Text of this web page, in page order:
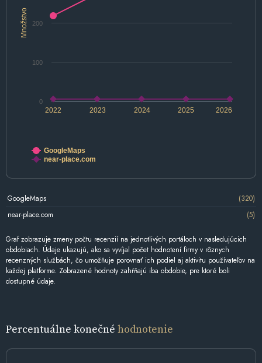
Množstvo
2022 2024 2026
2023 2025
0
100
200
GoogleMaps
near-place.com
GoogleMaps
(320)
near-place.com
(5)
Graf zobrazuje zmeny počtu recenzií na jednotlivých portáloch v nasledujúcich
obdobiach. Údaje ukazujú, ako sa vyvíjal počet hodnotení firmy v rôznych
recenzných službách, čo umožňuje porovnať ich podiel aj aktivitu používateľov na
každej platforme. Zobrazené hodnoty zahŕňajú iba obdobie, pre ktoré boli
dostupné údaje.
Percentuálne konečné hodnotenie